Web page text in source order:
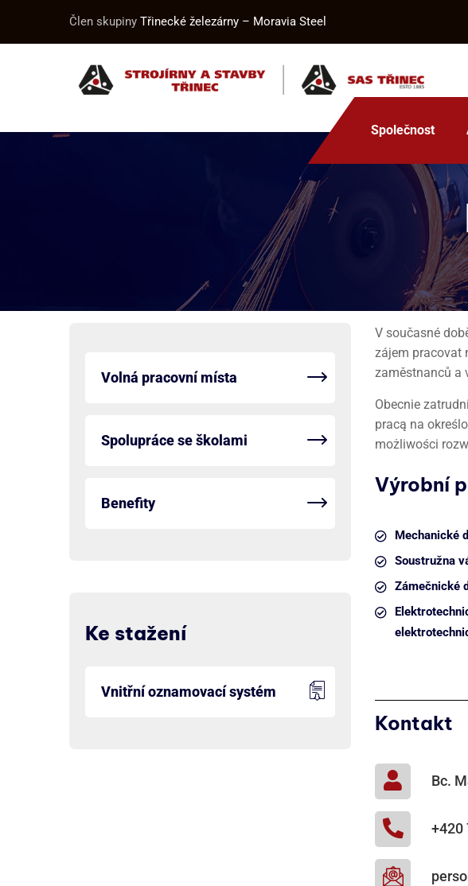
Člen skupiny Třinecké železárny – Moravia Steel
Společnost
Volná pracovní místa
Spolupráce se školami
Benefity
Ke stažení
Vnitřní oznamovací systém
V současné
zájem pracovat
zaměstnanců a
Obecnie
pracą na
możliwości
Výrobní
Mechanické
Soustružna
Zámečnické
Kontakt
Bc.
+420